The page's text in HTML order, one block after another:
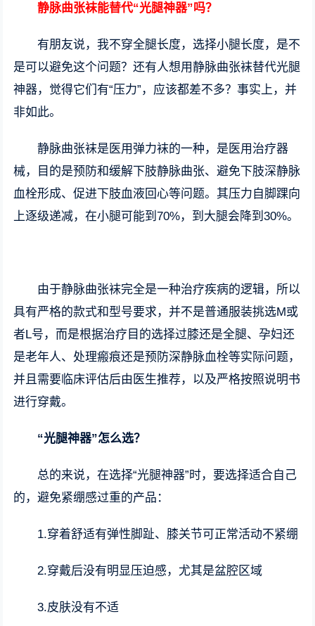
静脉曲张袜能替代“光腿神器”吗？
有朋友说，我不穿全腿长度，选择小腿长度，是不
是可以避免这个问题？还有人想用静脉曲张袜替代光腿
神器，觉得它们有“压力”，应该都差不多？事实上，并
非如此。
静脉曲张袜是医用弹力袜的一种，是医用治疗器
械，目的是预防和缓解下肢静脉曲张、避免下肢深静脉
血栓形成、促进下肢血液回心等问题。其压力自脚踝向
上逐级递减，在小腿可能到70%，到大腿会降到30%。
由于静脉曲张袜完全是一种治疗疾病的逻辑，所以
具有严格的款式和型号要求，并不是普通服装挑选M或
者L号，而是根据治疗目的选择过膝还是全腿、孕妇还
是老年人、处理瘢痕还是预防深静脉血栓等实际问题，
并且需要临床评估后由医生推荐，以及严格按照说明书
进行穿戴。
“光腿神器”怎么选？
总的来说，在选择“光腿神器”时，要选择适合自己
的，避免紧绷感过重的产品：
1.穿着舒适有弹性脚趾、膝关节可正常活动不紧绷
2.穿戴后没有明显压迫感，尤其是盆腔区域
3.皮肤没有不适